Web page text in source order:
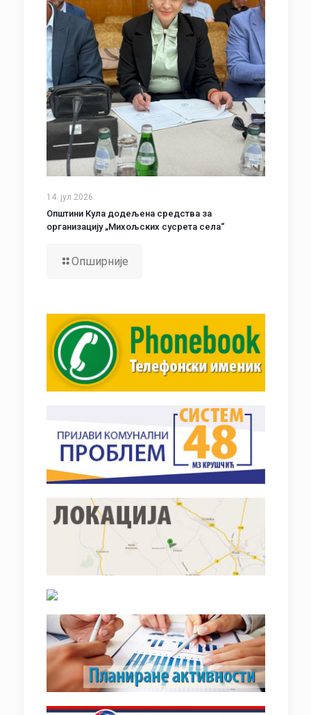
14. јул 2026.
Општини Кула додељена средства за
организацију „Михољских сусрета села“
Опширније